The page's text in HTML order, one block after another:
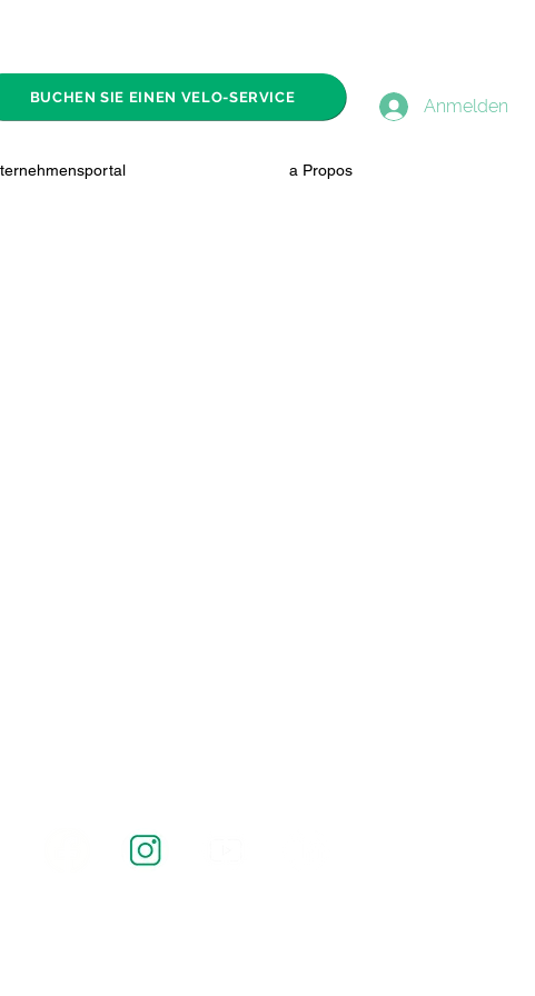
Anmelden
BUCHEN SIE EINEN VELO-SERVICE
a Propos